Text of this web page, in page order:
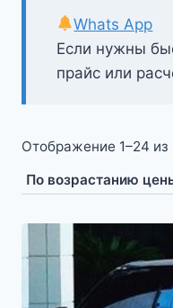
Если нужны
прайс или
Whats App
Отображение 1–24 из